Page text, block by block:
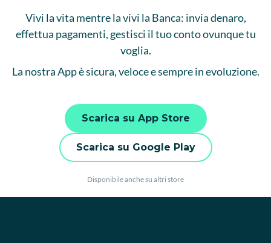
Vivi la vita mentre la vivi la Banca: invia denaro,
effettua pagamenti, gestisci il tuo conto ovunque tu
voglia.
La nostra App è sicura, veloce e sempre in evoluzione.
Scarica su App Store
Scarica su Google Play
Disponibile anche su altri store